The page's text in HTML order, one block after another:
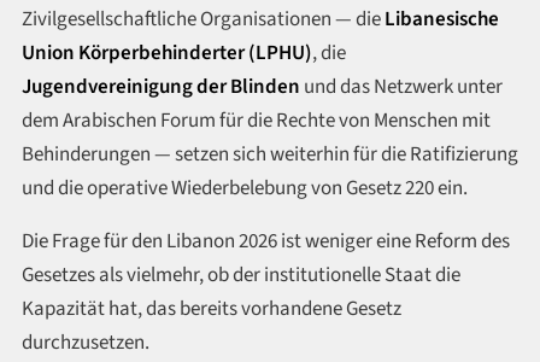
Zivilgesellschaftliche Organisationen — dieLibanesische
Union Körperbehinderter (LPHU), die
Jugendvereinigung der Blinden und das Netzwerk unter
dem Arabischen Forum für die Rechte von Menschen mit
Behinderungen — setzen sich weiterhin für die Ratifizierung
und die operative Wiederbelebung von Gesetz 220 ein.
Die Frage für den Libanon 2026 ist weniger eine Reform des
Gesetzes als vielmehr, ob der institutionelle Staat die
Kapazität hat, das bereits vorhandene Gesetz
durchzusetzen.